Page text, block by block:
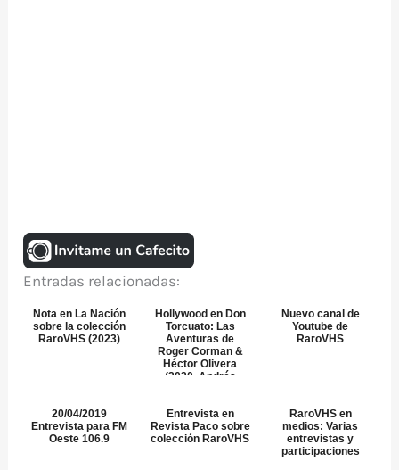
Entradas relacionadas:
Nota en La Nación
sobre la colección
RaroVHS (2023)
Hollywood en Don
Torcuato: Las
Aventuras de
Roger Corman &
Héctor Olivera
(2020, Andrés
Nuevo canal de
Youtube de
RaroVHS
20/04/2019
Entrevista para FM
Oeste 106.9
Entrevista en
Revista Paco sobre
colección RaroVHS
RaroVHS en
medios: Varias
entrevistas y
participaciones